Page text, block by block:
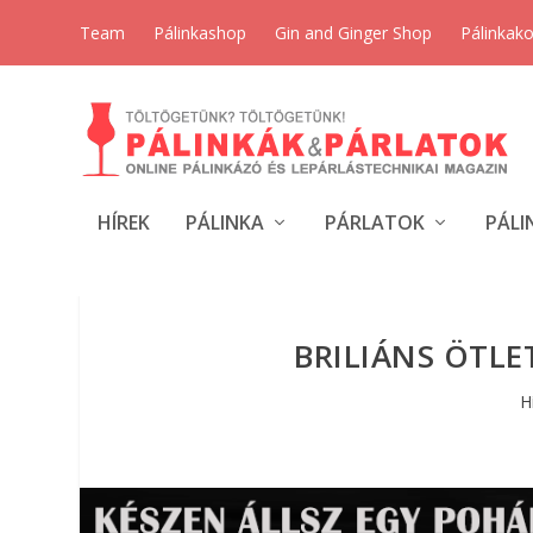
Team Pálinkashop Gin and Ginger Shop
HÍREK PÁLINKA PÁRLATOK
BRILIÁNS